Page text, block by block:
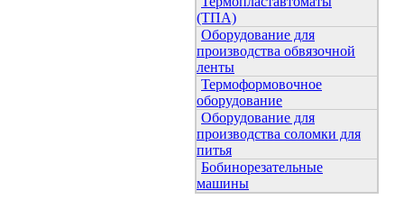
(ТПА)
Оборудование для
производства обвязочной
ленты
Термоформовочное
оборудование
Оборудование для
производства соломки для
питья
Бобинорезательные
машины